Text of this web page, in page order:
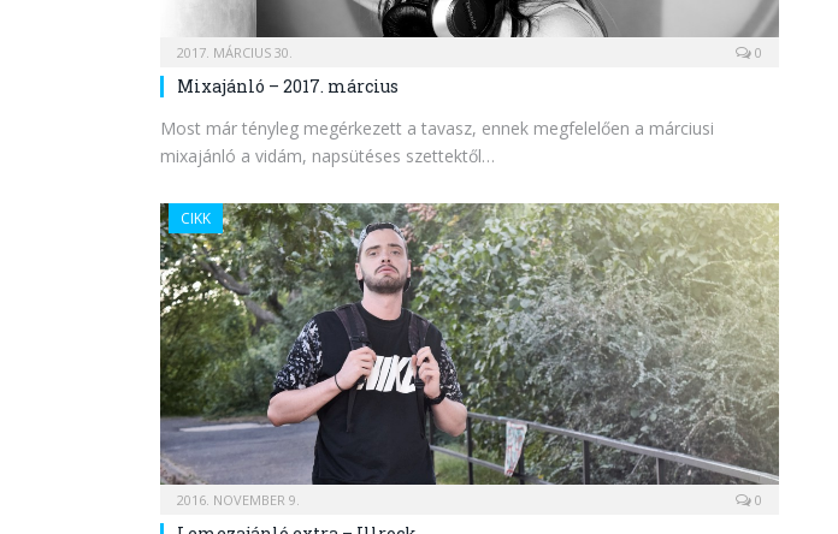
2017. MÁRCIUS 30. 0
Mixajánló – 2017. március
Most már tényleg megérkezett a tavasz, ennek megfelelően a márciusi
mixajánló a vidám, napsütéses szettektől…
CIKK
2016. NOVEMBER 9. 0